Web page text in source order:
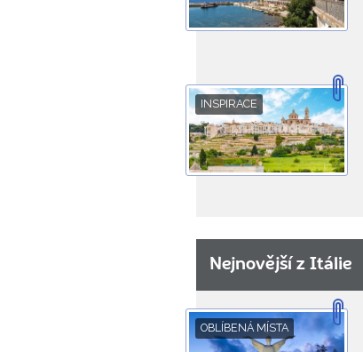
INSPIRACE
Nejnovější z Itálie
OBLÍBENÁ MÍSTA